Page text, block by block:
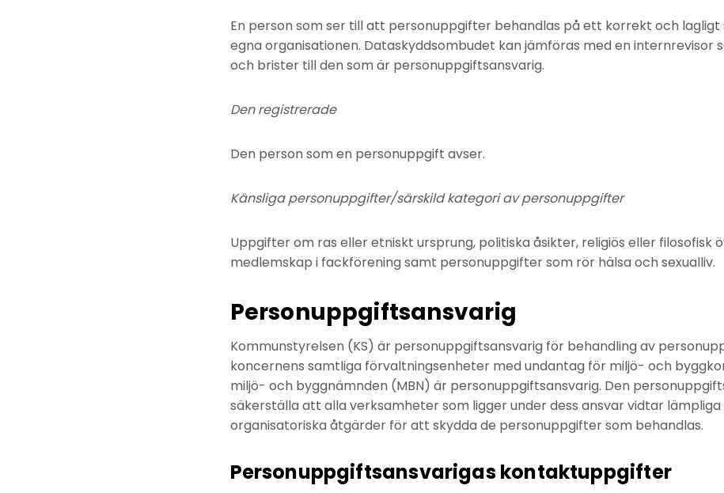
En person som ser till att personuppgifter behandlas på ett korrekt och lagligt
egna organisationen. Dataskyddsombudet kan jämföras med en internrevisor
och brister till den som är personuppgiftsansvarig.
Den registrerade
Den person som en personuppgift avser.
Känsliga personuppgifter/särskild kategori av personuppgifter
Uppgifter om ras eller etniskt ursprung, politiska åsikter, religiös eller filosofisk
medlemskap i fackförening samt personuppgifter som rör hälsa och sexualliv.
Personuppgiftsansvarig
Kommunstyrelsen (KS) är personuppgiftsansvarig för behandling av
koncernens samtliga förvaltningsenheter med undantag för miljö- och
miljö- och byggnämnden (MBN) är personuppgiftsansvarig. Den
säkerställa att alla verksamheter som ligger under dess ansvar vidtar
organisatoriska åtgärder för att skydda de personuppgifter som behandlas.
Personuppgiftsansvarigas kontaktuppgifter